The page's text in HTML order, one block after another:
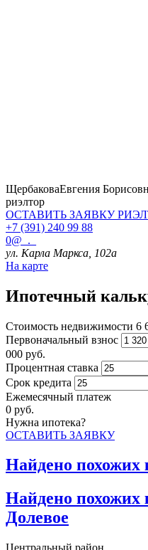
ЩербаковаЕвгения
риэлтор
ОСТАВИТЬ ЗАЯВКУ
+7 (391) 240 99 88
0@_._
ул. Карла Маркса, 102а
На карте
Ипотечный
Стоимость недвижимости 6
Первоначальный взнос
000 руб.
Процентная ставка
Срок кредита
Ежемесячный платеж
0 руб.
Нужна ипотека?
ОСТАВИТЬ ЗАЯВКУ
Найдено похожих
Найдено похожих
Долевое